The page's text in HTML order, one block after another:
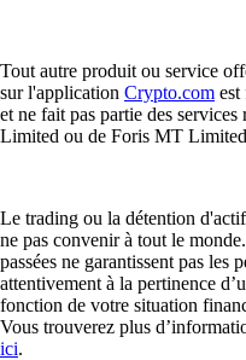
Tout autre produit ou service
sur l'application Crypto.com est
et ne fait pas partie des
Limited ou de Foris MT
Le trading ou la détention
ne pas convenir à tout le
passées ne garantissent pas les
attentivement à la pertinence
fonction de votre situation
Vous trouverez plus
ici.